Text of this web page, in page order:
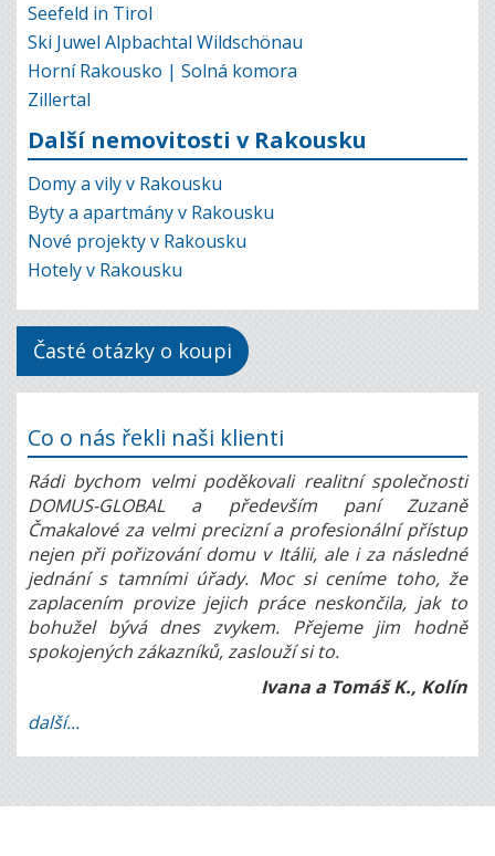
Seefeld in Tirol
Ski Juwel Alpbachtal Wildschönau
Horní Rakousko | Solná komora
Zillertal
Další nemovitosti v Rakousku
Domy a vily v Rakousku
Byty a apartmány v Rakousku
Nové projekty v Rakousku
Hotely v Rakousku
Časté otázky o koupi
Co o nás řekli naši klienti
Rádi bychom velmi poděkovali realitní společnosti
DOMUS-GLOBAL a především paní Zuzaně
Čmakalové za velmi precizní a profesionální přístup
nejen při pořizování domu v Itálii, ale i za následné
jednání s tamními úřady. Moc si ceníme toho, že
zaplacením provize jejich práce neskončila, jak to
bohužel bývá dnes zvykem. Přejeme jim hodně
spokojených zákazníků, zaslouží si to.
Ivana a Tomáš K., Kolín
další...